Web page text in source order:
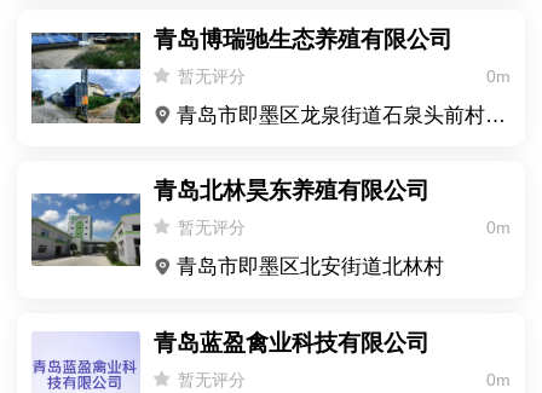
青岛博瑞驰生态养殖有限公司
暂无评分 0m
青岛市即墨区龙泉街道石泉头前村老卫生室东 600 米
青岛北林昊东养殖有限公司
暂无评分 0m
青岛市即墨区北安街道北林村
青岛蓝盈禽业科技有限公司
暂无评分 0m